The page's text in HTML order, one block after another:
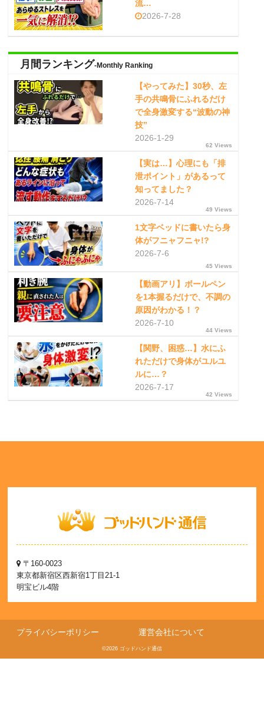
流…
2026-7-28
月間ランキング-Monthly Ranking
【やってみた】30秒、左
手の共鳴骨にふれるだけ
で全身激変する“波動の神
技”
2026-1-29
62 Views
【実は…】心理にも「排
泄ポイント」があるって
知ってました？
2026-7-14
49 Views
1文字ベッドに書いたら身
体がフニャフニャ!?
2026-7-6
45 Views
【動画アリ】ボールペン
を1本握るだけで、不調の
原因がわかる！？
2026-7-10
44 Views
【関野、困惑…】水にふ
れただけで身体がユルユ
ルに…？
2026-7-17
42 Views
〒160-0023
東京都新宿区西新宿1丁目21-1
明宝ビル4階
プライバシーポリシー 運営会社について
©2026 ゴッドハンド通信